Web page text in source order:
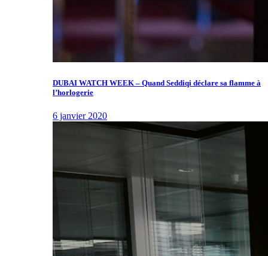
DUBAI WATCH WEEK – Quand Seddiqi déclare sa flamme à
l’horlogerie
6 janvier 2020